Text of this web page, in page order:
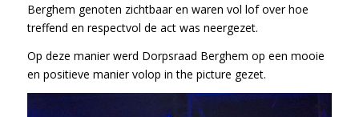
Berghem genoten zichtbaar en waren vol lof over hoe
treffend en respectvol de act was neergezet.
Op deze manier werd Dorpsraad Berghem op een mooie
en positieve manier volop in the picture gezet.